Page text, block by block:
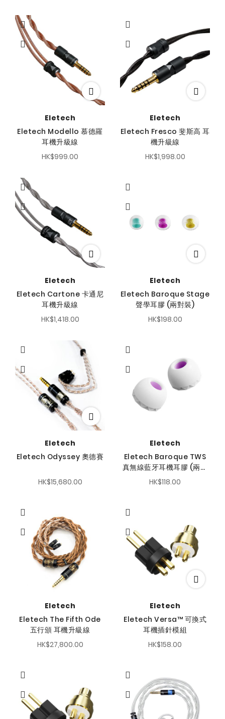
Eletech
Eletech Modello 慕德羅
耳機升級線
HK$999.00
Eletech
Eletech Fresco 斐斯高 耳
機升級線
HK$1,998.00
Eletech
Eletech Cartone 卡通尼
耳機升級線
HK$1,418.00
Eletech
Eletech Baroque Stage
聲學耳膠 (兩對裝)
HK$198.00
Eletech
Eletech Odyssey 奧德賽
HK$15,680.00
Eletech
Eletech Baroque TWS
真無線藍牙耳機耳膠 (兩對
裝)
HK$118.00
Eletech
Eletech The Fifth Ode
五行頒 耳機升級線
HK$27,800.00
Eletech
Eletech Versa™ 可換式
耳機插針模組
HK$158.00